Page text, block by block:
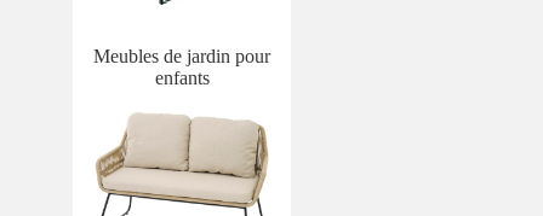
Meubles de jardin pour
enfants